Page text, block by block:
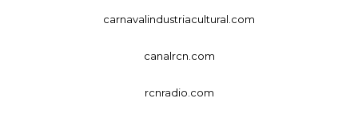
carnavalindustriacultural.com
canalrcn.com
rcnradio.com